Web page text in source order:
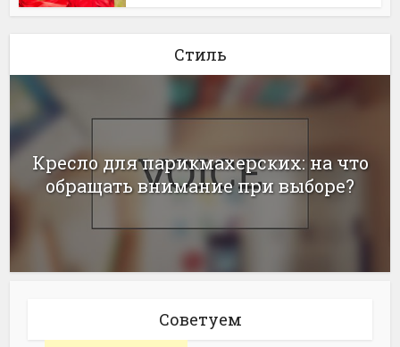
Стиль
Кресло для парикмахерских: на что
обращать внимание при выборе?
Советуем